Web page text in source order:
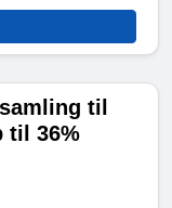
til
til 36%